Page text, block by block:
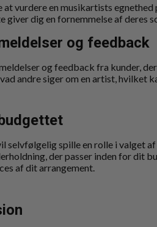
at vurdere en musikartists
giver dig en fornemmelse af deres
og feedback
og feedback fra kunder,
andre siger om en artist,
selvfølgelig spille en rolle i valget
der passer inden for dit
af dit arrangement.